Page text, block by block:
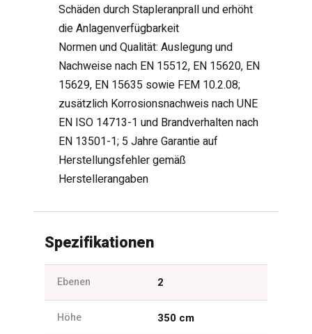
Schäden durch Stapleranprall und erhöht
die Anlagenverfügbarkeit
Normen und Qualität: Auslegung und
Nachweise nach EN 15512, EN 15620, EN
15629, EN 15635 sowie FEM 10.2.08;
zusätzlich Korrosionsnachweis nach UNE
EN ISO 14713-1 und Brandverhalten nach
EN 13501-1; 5 Jahre Garantie auf
Herstellungsfehler gemäß
Herstellerangaben
Spezifikationen
Ebenen 2
Höhe 350 cm